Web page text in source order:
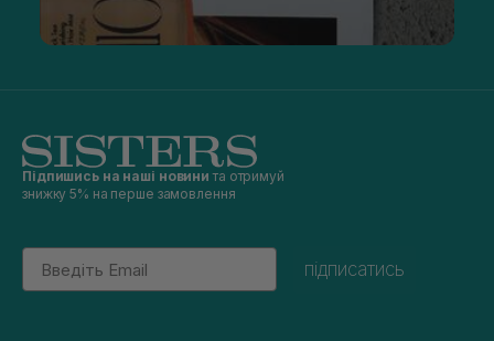
Підпишись на наші новини та отримуй
знижку 5% на перше замовлення
Email
підписатись